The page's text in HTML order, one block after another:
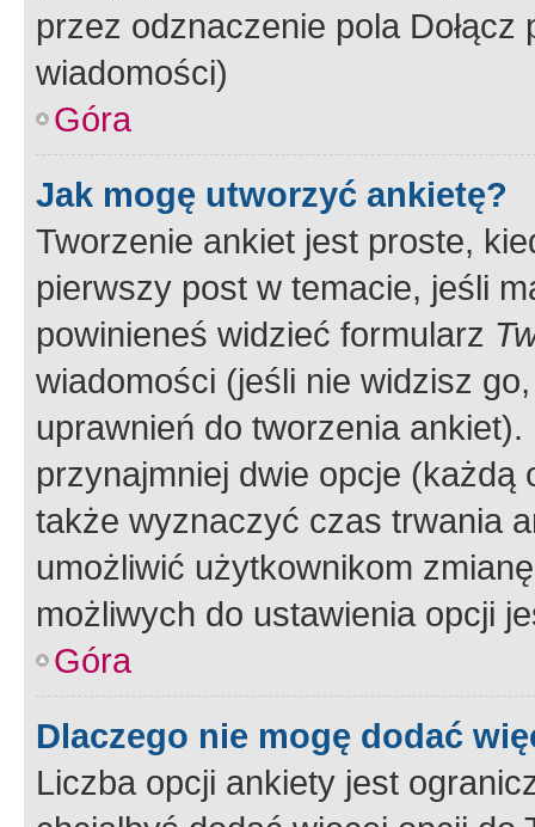
przez odznaczenie pola
wiadomości)
Góra
Jak mogę utworzyć ankietę?
Tworzenie ankiet jest proste,
pierwszy post w temacie, jeśli
powinieneś widzieć formularz
wiadomości (jeśli nie widzisz
uprawnień do tworzenia
przynajmniej dwie opcje
także wyznaczyć czas trwania
umożliwić użytkownikom
możliwych do ustawienia opcji
Góra
Dlaczego nie mogę dodać
Liczba opcji ankiety jest